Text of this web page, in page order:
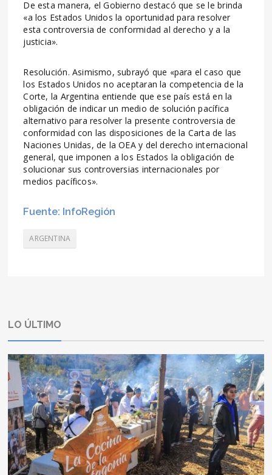
De esta manera, el Gobierno destacó que se le brinda
«a los Estados Unidos la oportunidad para resolver
esta controversia de conformidad al derecho y a la
justicia».
Resolución. Asimismo, subrayó que «para el caso que
los Estados Unidos no aceptaran la competencia de la
Corte, la Argentina entiende que ese país está en la
obligación de indicar un medio de solución pacífica
alternativo para resolver la presente controversia de
conformidad con las disposiciones de la Carta de las
Naciones Unidas, de la OEA y del derecho internacional
general, que imponen a los Estados la obligación de
solucionar sus controversias internacionales por
medios pacíficos».
Fuente: InfoRegión
ARGENTINA
LO ÚLTIMO